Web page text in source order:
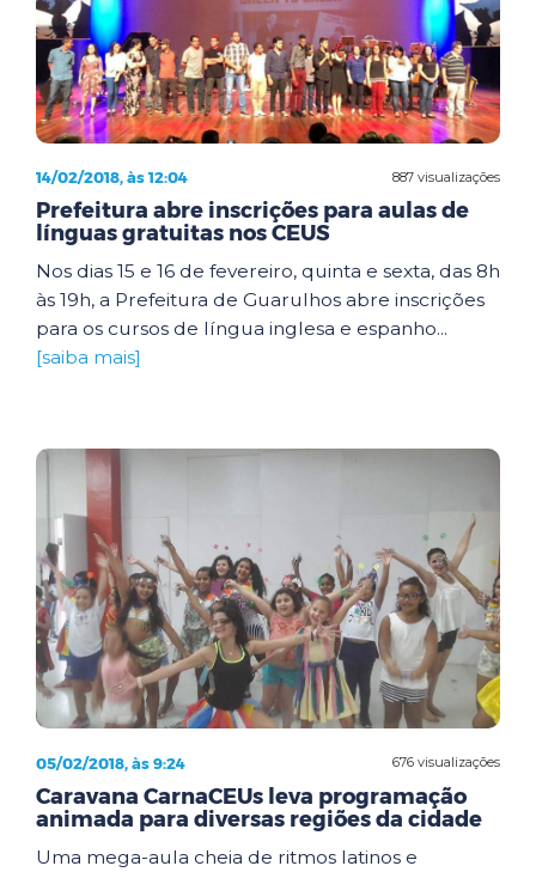
887 visualizações
14/02/2018, às 12:04
Prefeitura abre inscrições para aulas de
línguas gratuitas nos CEUS
Nos dias 15 e 16 de fevereiro, quinta e sexta, das 8h
às 19h, a Prefeitura de Guarulhos abre inscrições
para os cursos de língua inglesa e espanho...
[saiba mais]
676 visualizações
05/02/2018, às 9:24
Caravana CarnaCEUs leva programação
animada para diversas regiões da cidade
Uma mega-aula cheia de ritmos latinos e